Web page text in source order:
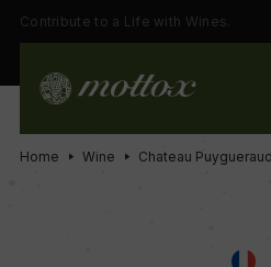
Contribute to a Life with Wines.
Home Wine Chateau Puygueraud